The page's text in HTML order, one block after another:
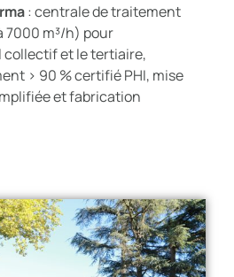
: centrale de traitement
7000 m³/h) pour
collectif et le tertiaire,
> 90 % certifié PHI, mise
et fabrication